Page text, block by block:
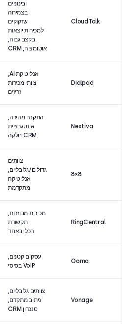
CloudTalk
ובינוניים
בצמיחה
שזקוקים
למכירות יוצאות
בקצב גבוה,
אוטומציה, CRM
Dialpad
אנליטיקת AI,
צוותי מכירות
Nextiva
התקנה מהירה,
אינטגרציית
גדולים/גלובליים,
אנליטיקה
מתקדמת
RingCentral
מכירות מבוזרות,
תקשורת
הכל-באחד
Ooma
עסקים קטנים,
Vonage
צוותים גלובליים,
ניתוב מתקדם,
סנכרון CRM